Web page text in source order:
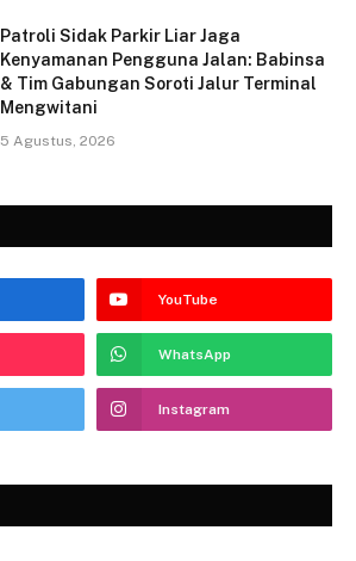
Patroli Sidak Parkir Liar Jaga
Kenyamanan Pengguna Jalan: Babinsa
& Tim Gabungan Soroti Jalur Terminal
Mengwitani
5 Agustus, 2026
YouTube
WhatsApp
Instagram